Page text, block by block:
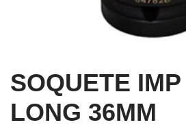
SOQUETE
LONG 36MM